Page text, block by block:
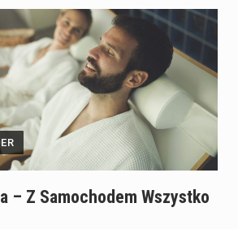
– Z Samochodem Wszystko